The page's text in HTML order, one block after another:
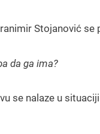
Stojanović se
da ga ima?
se nalaze u